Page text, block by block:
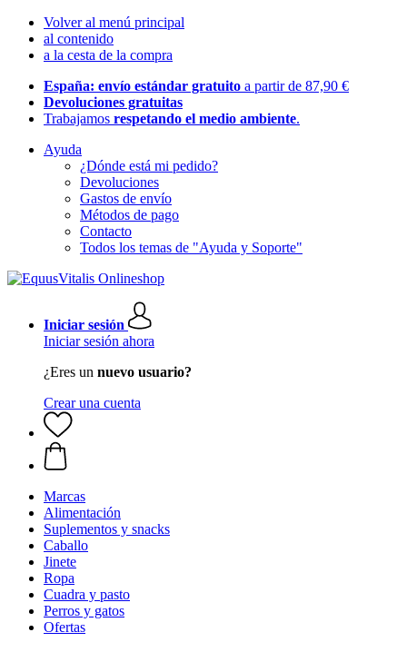
Volver al menú principal
al contenido
a la cesta de la compra
España: envío estándar gratuito a partir de 87,90 €
Devoluciones gratuitas
Trabajamos respetando el medio ambiente.
Ayuda
¿Dónde está mi pedido?
Devoluciones
Gastos de envío
Métodos de pago
Contacto
Todos los temas de "Ayuda y Soporte"
Iniciar sesión
Iniciar sesión ahora
¿Eres un nuevo usuario?
Crear una cuenta
Marcas
Alimentación
Suplementos y snacks
Caballo
Jinete
Ropa
Cuadra y pasto
Perros y gatos
Ofertas